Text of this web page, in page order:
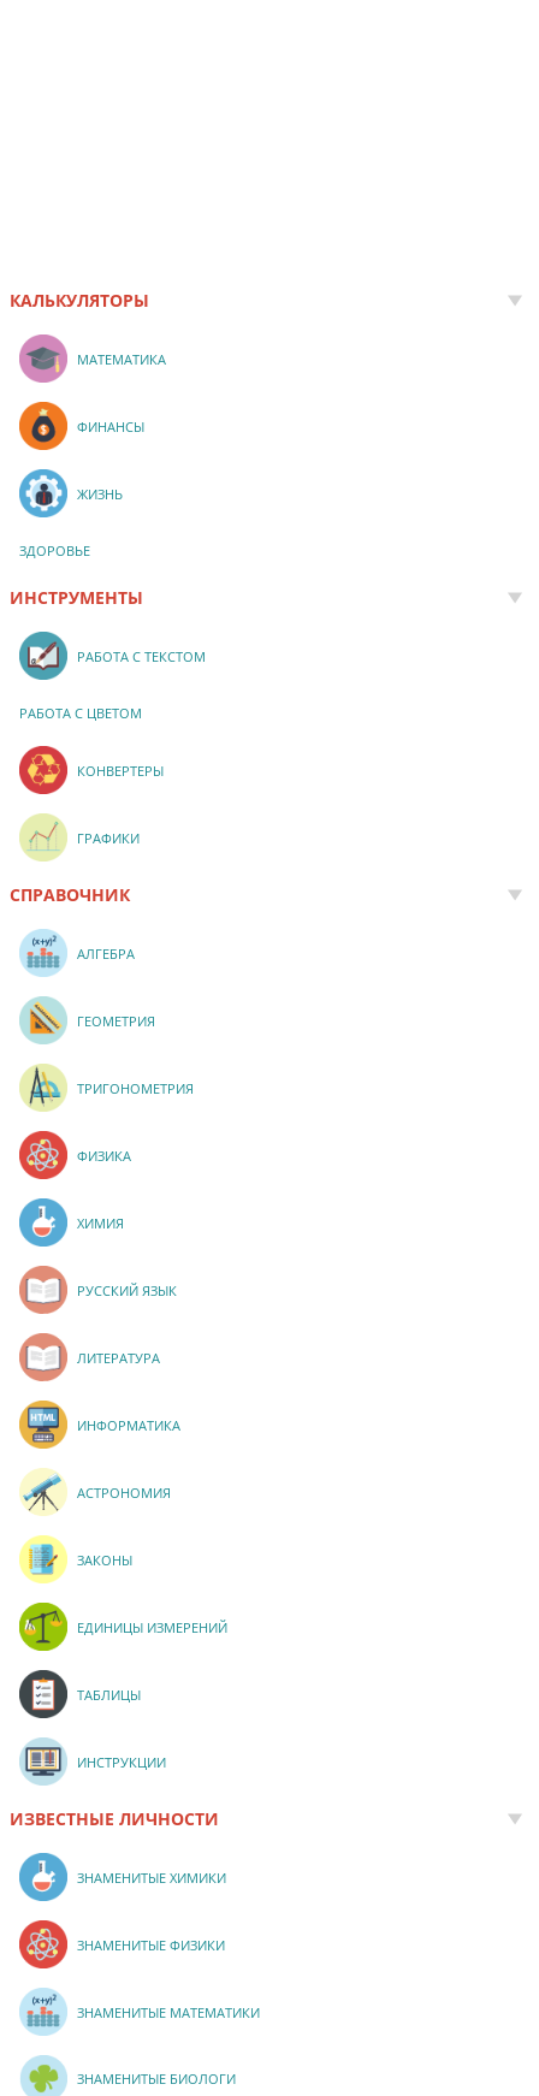
КАЛЬКУЛЯТОРЫ
МАТЕМАТИКА
ФИНАНСЫ
ЖИЗНЬ
ЗДОРОВЬЕ
ИНСТРУМЕНТЫ
РАБОТА С ТЕКСТОМ
РАБОТА С ЦВЕТОМ
КОНВЕРТЕРЫ
ГРАФИКИ
СПРАВОЧНИК
АЛГЕБРА
ГЕОМЕТРИЯ
ТРИГОНОМЕТРИЯ
ФИЗИКА
ХИМИЯ
РУССКИЙ ЯЗЫК
ЛИТЕРАТУРА
ИНФОРМАТИКА
АСТРОНОМИЯ
ЗАКОНЫ
ЕДИНИЦЫ ИЗМЕРЕНИЙ
ТАБЛИЦЫ
ИНСТРУКЦИИ
ИЗВЕСТНЫЕ ЛИЧНОСТИ
ЗНАМЕНИТЫЕ ХИМИКИ
ЗНАМЕНИТЫЕ ФИЗИКИ
ЗНАМЕНИТЫЕ МАТЕМАТИКИ
ЗНАМЕНИТЫЕ БИОЛОГИ